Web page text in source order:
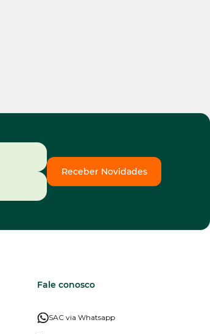
Receber Novidades
Fale conosco
SAC via Whatsapp